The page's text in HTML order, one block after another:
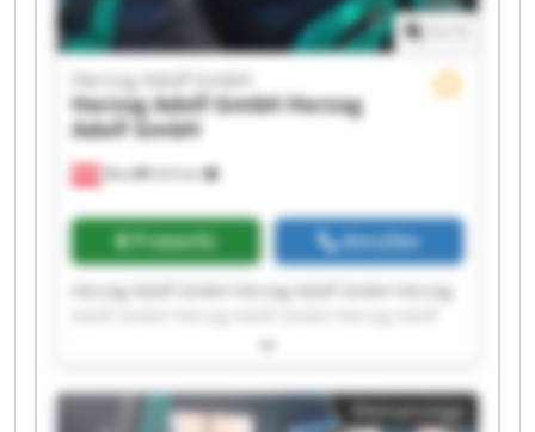
Wien 633 km
Herzog Adolf GmbH
Herzog Adolf GmbHHerzog
Adolf GmbH
Preisinfo Anrufen
Herzog Adolf GmbH Herzog Adolf GmbH Herzog
GmbH Herzog Adolf GmbH Herzog Adolf GmbH
Adolf GmbH Herzog Adolf GmbH Herzog Adolf
GmbH Herzog Adolf GmbH Herzog Adolf GmbH
Kleinanzeige